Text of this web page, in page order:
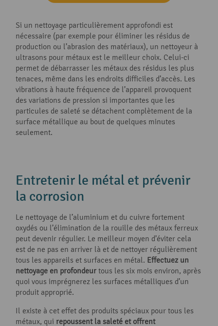
Si un nettoyage particulièrement approfondi est
nécessaire (par exemple pour éliminer les résidus de
production ou l’abrasion des matériaux), un nettoyeur à
ultrasons pour métaux est le meilleur choix. Celui-ci
permet de débarrasser les métaux des résidus les plus
tenaces, même dans les endroits difficiles d’accès. Les
vibrations à haute fréquence de l’appareil provoquent
des variations de pression si importantes que les
particules de saleté se détachent complètement de la
surface métallique au bout de quelques minutes
seulement.
Entretenir le métal et prévenir
la corrosion
Le nettoyage de l’aluminium et du cuivre fortement
oxydés ou l’élimination de la rouille des métaux ferreux
peut devenir régulier. Le meilleur moyen d’éviter cela
est de ne pas en arriver là et de nettoyer régulièrement
tous les appareils et surfaces en métal. Effectuez un
nettoyage en profondeur tous les six mois environ, après
quoi vous imprégnerez les surfaces métalliques d’un
produit approprié.
Il existe à cet effet des produits spéciaux pour tous les
métaux, qui repoussent la saleté et offrent